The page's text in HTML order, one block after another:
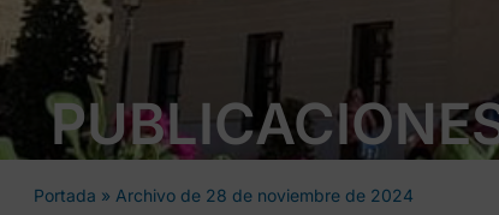
Portada » Archivo de 28 de noviembre de 2024